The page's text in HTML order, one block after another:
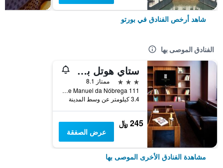
شاهد أرخص الفنادق في بورتو
الفنادق الموصى بها
ستاي هوتل بورتو سنترو أنتاس
3 نجوم
ممتاز 8.1
Rua Padre Manuel da Nóbrega 111, بورتو, محافظة بورتو, البرتغال
3.4 كيلومتر عن وسط المدينة
245 ﷼
عرض الصفقة
مشاهدة الفنادق الأخرى الموصى بها